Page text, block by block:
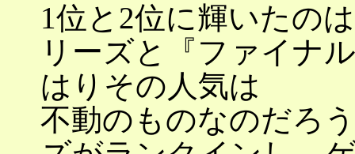
1位と2位に輝いたの
リーズと『ファイナ
はりその人気は
不動のものなのだろ